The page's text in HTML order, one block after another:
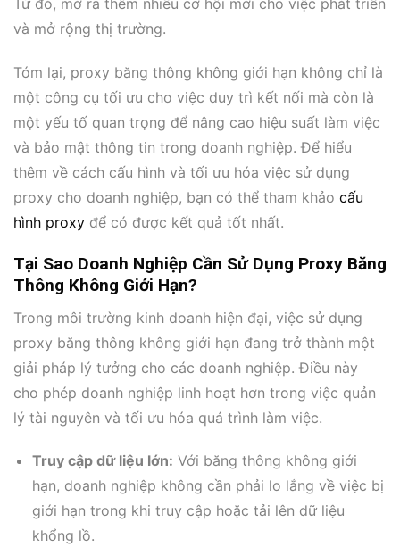
Từ đó, mở ra thêm nhiều cơ hội mới cho việc phát triển
và mở rộng thị trường.
Tóm lại, proxy băng thông không giới hạn không chỉ là
một công cụ tối ưu cho việc duy trì kết nối mà còn là
một yếu tố quan trọng để nâng cao hiệu suất làm việc
và bảo mật thông tin trong doanh nghiệp. Để hiểu
thêm về cách cấu hình và tối ưu hóa việc sử dụng
proxy cho doanh nghiệp, bạn có thể tham khảo cấu
hình proxy để có được kết quả tốt nhất.
Tại Sao Doanh Nghiệp Cần Sử Dụng Proxy Băng
Thông Không Giới Hạn?
Trong môi trường kinh doanh hiện đại, việc sử dụng
proxy băng thông không giới hạn đang trở thành một
giải pháp lý tưởng cho các doanh nghiệp. Điều này
cho phép doanh nghiệp linh hoạt hơn trong việc quản
lý tài nguyên và tối ưu hóa quá trình làm việc.
Truy cập dữ liệu lớn: Với băng thông không giới
hạn, doanh nghiệp không cần phải lo lắng về việc bị
giới hạn trong khi truy cập hoặc tải lên dữ liệu
khổng lồ.